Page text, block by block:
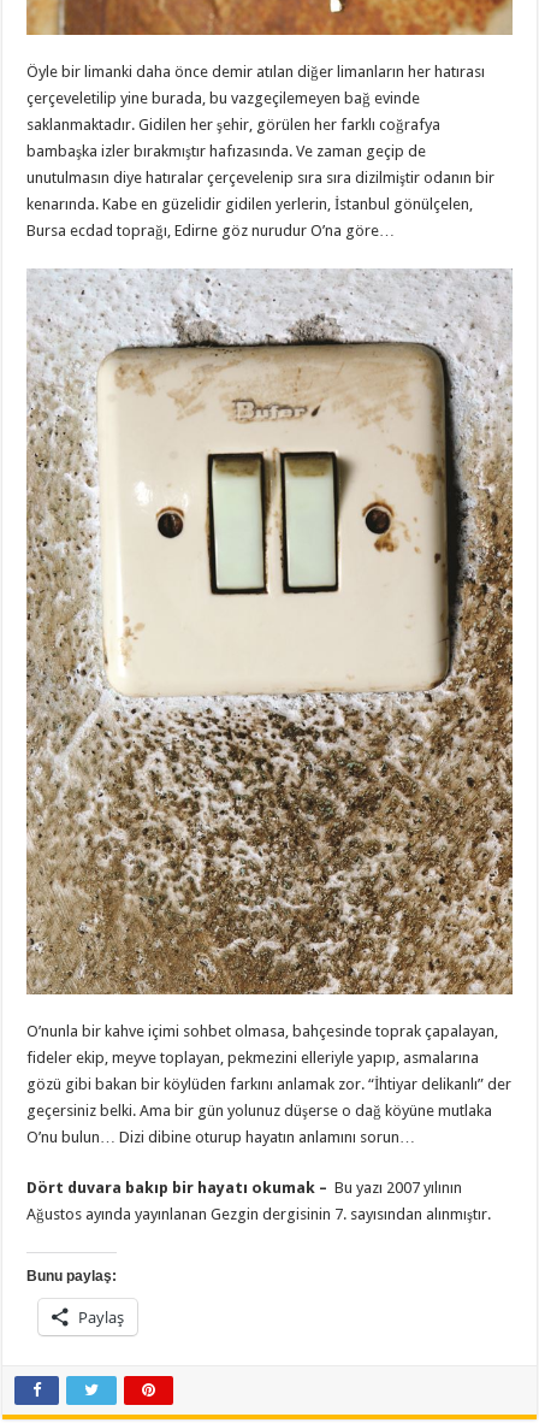
Öyle bir limanki daha önce demir atılan diğer limanların her hatırası
çerçeveletilip yine burada, bu vazgeçilemeyen bağ evinde
saklanmaktadır. Gidilen her şehir, görülen her farklı coğrafya
bambaşka izler bırakmıştır hafızasında. Ve zaman geçip de
unutulmasın diye hatıralar çerçevelenip sıra sıra dizilmiştir odanın bir
kenarında. Kabe en güzelidir gidilen yerlerin, İstanbul gönülçelen,
Bursa ecdad toprağı, Edirne göz nurudur O’na göre…
O’nunla bir kahve içimi sohbet olmasa, bahçesinde toprak çapalayan,
fideler ekip, meyve toplayan, pekmezini elleriyle yapıp, asmalarına
gözü gibi bakan bir köylüden farkını anlamak zor. “İhtiyar delikanlı” der
geçersiniz belki. Ama bir gün yolunuz düşerse o dağ köyüne mutlaka
O’nu bulun… Dizi dibine oturup hayatın anlamını sorun…
Dört duvara bakıp bir hayatı okumak – Bu yazı 2007 yılının
Ağustos ayında yayınlanan Gezgin dergisinin 7. sayısından alınmıştır.
Bunu paylaş:
Paylaş